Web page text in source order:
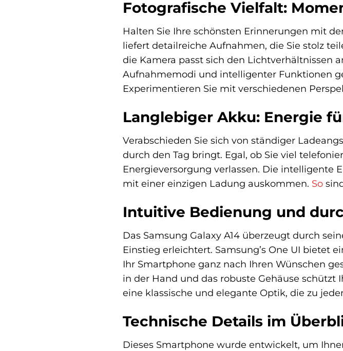
Fotografische Vielfalt:
Halten Sie Ihre schönsten Erinnerungen mit
liefert detailreiche Aufnahmen, die Sie stolz
die Kamera passt sich den Lichtverhältnissen
Aufnahmemodi und intelligenter Funktionen
Experimentieren Sie mit verschiedenen
Langlebiger Akku: Energie
Verabschieden Sie sich von ständiger
durch den Tag bringt. Egal, ob Sie viel
Energieversorgung verlassen. Die intelligente
mit einer einzigen Ladung auskommen. So
Intuitive Bedienung und
Das Samsung Galaxy A14 überzeugt durch
Einstieg erleichtert. Samsung’s One UI bietet
Ihr Smartphone ganz nach Ihren Wünschen
in der Hand und das robuste Gehäuse
eine klassische und elegante Optik, die zu
Technische Details im
Dieses Smartphone wurde entwickelt, um